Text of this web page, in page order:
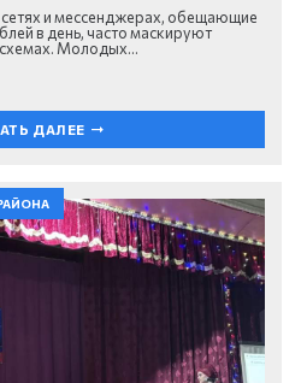
и мессенджерах, обещающие
в день, часто маскируют
схемах. Молодых…
ДАЛЕЕ